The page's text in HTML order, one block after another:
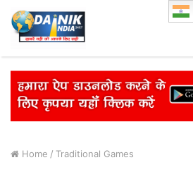
Home / Traditional Games